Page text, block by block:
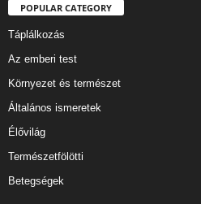
POPULAR CATEGORY
Táplálkozás
Az emberi test
Környezet és természet
Általános ismeretek
Élővilág
Természetfölötti
Betegségek